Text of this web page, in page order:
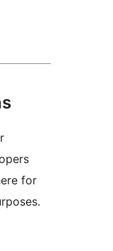
for